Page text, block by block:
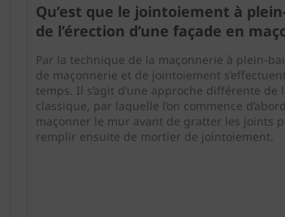
Qu’est que le jointoiement à
de l’érection d’une façade en
Par la technique de la maçonnerie à plein-
de maçonnerie et de jointoiement
temps. Il s’agit d’une approche différente de
classique, par laquelle l’on commence
maçonner le mur avant de gratter les joints
remplir ensuite de mortier de jointoiement.